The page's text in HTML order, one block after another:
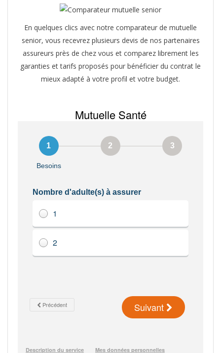
En quelques clics avec notre comparateur de mutuelle
senior, vous recevrez plusieurs devis de nos partenaires
assureurs près de chez vous et comparez librement les
garanties et tarifs proposés pour bénéficier du contrat le
mieux adapté à votre profil et votre budget.